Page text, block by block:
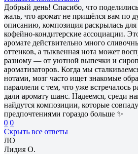
Добрый день! Спасибо, что
жаль, что аромат не пришёлся вам по
описанию, композиция раскрылась для
кофейно-кондитерские ассоциации.
аромате действительно много
оттенков, а тыквенная нота может
разному — от уютной выпечки и
ароматизаторов. Когда мы
нотами, мозг часто ищет знакомые
параллели с тем, что уже встречалось
дали аромату шанс. Надеемся, среди
найдутся композиции, которые
предпочтениями гораздо больше ✨
0 0
Скрыть все ответы
ЛО
Лидия О.